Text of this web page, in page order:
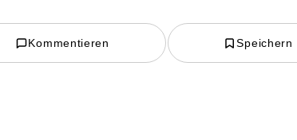
Kommentieren Speichern